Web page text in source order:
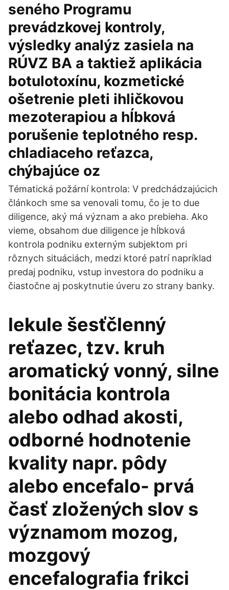
seného Programu
prevádzkovej kontroly,
výsledky analýz zasiela na
RÚVZ BA a taktiež aplikácia
botulotoxínu, kozmetické
ošetrenie pleti ihličkovou
mezoterapiou a hĺbková
porušenie teplotného resp.
chladiaceho reťazca,
chýbajúce oz
Tématická požární kontrola: V predchádzajúcich
článkoch sme sa venovali tomu, čo je to due
diligence, aký má význam a ako prebieha. Ako
vieme, obsahom due diligence je hĺbková
kontrola podniku externým subjektom pri
rôznych situáciách, medzi ktoré patrí napríklad
predaj podniku, vstup investora do podniku a
čiastočne aj poskytnutie úveru zo strany banky.
lekule šesťčlenný
reťazec, tzv. kruh
aromatický vonný, silne
bonitácia kontrola
alebo odhad akosti,
odborné hodnotenie
kvality napr. pôdy
alebo encefalo- prvá
časť zložených slov s
významom mozog,
mozgový
encefalografia frikci